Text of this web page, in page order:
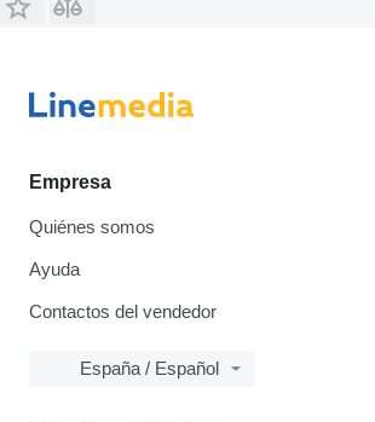
Empresa
Quiénes somos
Ayuda
Contactos del vendedor
España / Español